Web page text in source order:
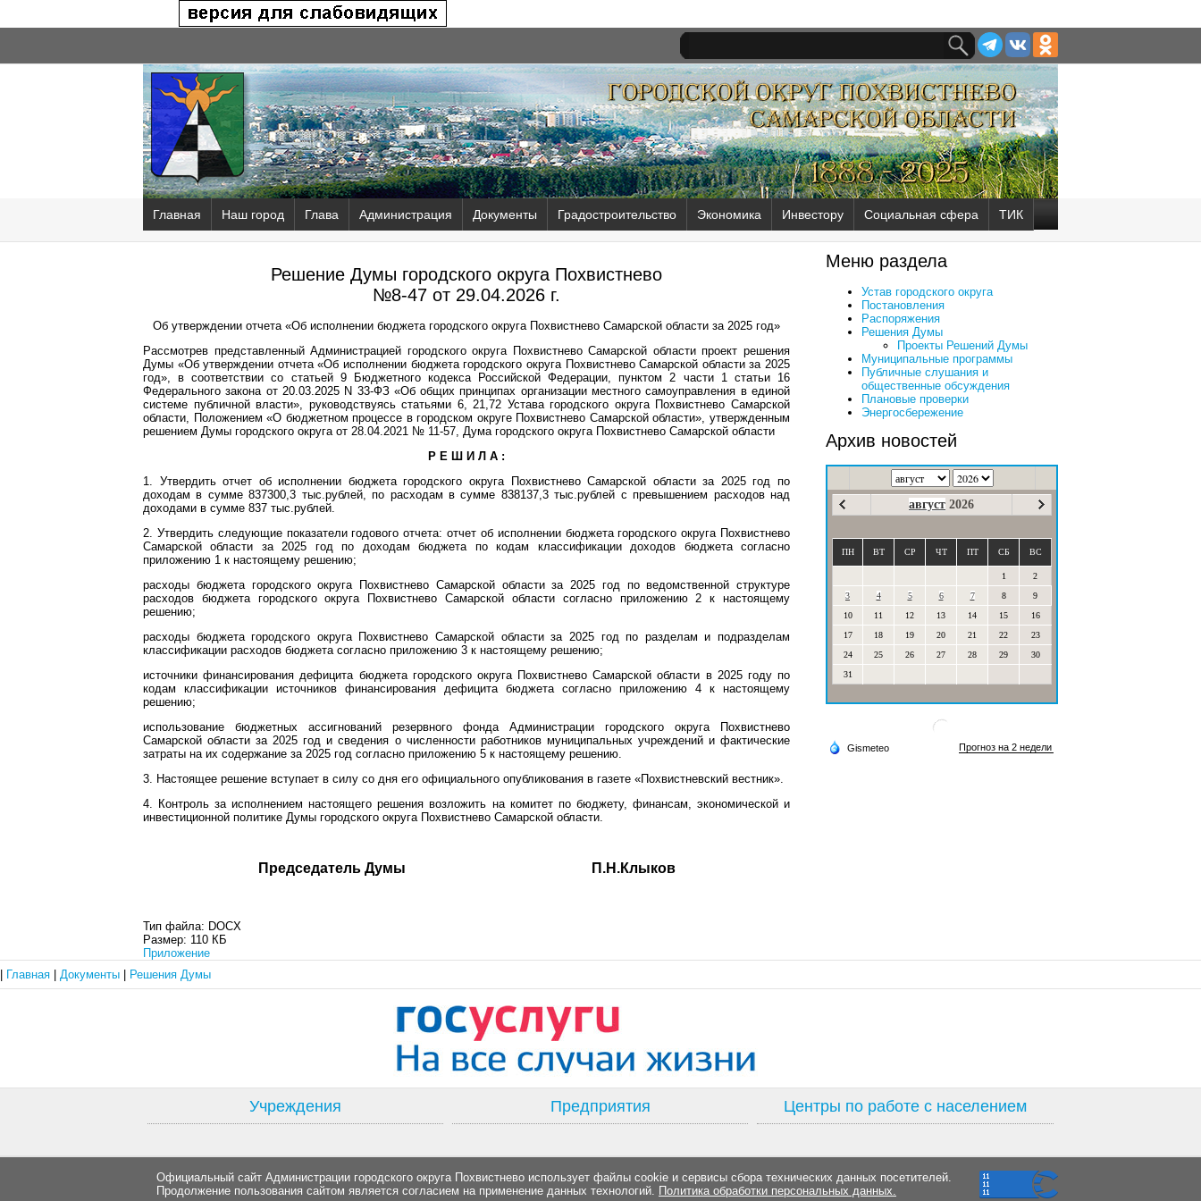
Главная Наш город Глава Администрация Документы Градостроительство Экономика Инвестору Социальная сфера ТИК
Решение Думы городского округа Похвистнево
№8-47 от 29.04.2026 г.
Об утверждении отчета «Об исполнении бюджета городского округа Похвистнево Самарской области за 2025 год»
Рассмотрев представленный Администрацией городского округа Похвистнево Самарской области проект решения
Думы «Об утверждении отчета «Об исполнении бюджета городского округа Похвистнево Самарской области за 2025
год», в соответствии со статьей 9 Бюджетного кодекса Российской Федерации, пунктом 2 части 1 статьи 16
Федерального закона от 20.03.2025 N 33-ФЗ «Об общих принципах организации местного самоуправления в единой
системе публичной власти», руководствуясь статьями 6, 21,72 Устава городского округа Похвистнево Самарской
области, Положением «О бюджетном процессе в городском округе Похвистнево Самарской области», утвержденным
решением Думы городского округа от 28.04.2021 № 11-57, Дума городского округа Похвистнево Самарской области
Р Е Ш И Л А :
1. Утвердить отчет об исполнении бюджета городского округа Похвистнево Самарской области за 2025 год по
доходам в сумме 837300,3 тыс.рублей, по расходам в сумме 838137,3 тыс.рублей с превышением расходов над
доходами в сумме 837 тыс.рублей.
2. Утвердить следующие показатели годового отчета: отчет об исполнении бюджета городского округа Похвистнево
Самарской области за 2025 год по доходам бюджета по кодам классификации доходов бюджета согласно
приложению 1 к настоящему решению;
расходы бюджета городского округа Похвистнево Самарской области за 2025 год по ведомственной структуре
расходов бюджета городского округа Похвистнево Самарской области согласно приложению 2 к настоящему
решению;
расходы бюджета городского округа Похвистнево Самарской области за 2025 год по разделам и подразделам
классификации расходов бюджета согласно приложению 3 к настоящему решению;
источники финансирования дефицита бюджета городского округа Похвистнево Самарской области в 2025 году по
кодам классификации источников финансирования дефицита бюджета согласно приложению 4 к настоящему
решению;
использование бюджетных ассигнований резервного фонда Администрации городского округа Похвистнево
Самарской области за 2025 год и сведения о численности работников муниципальных учреждений и фактические
затраты на их содержание за 2025 год согласно приложению 5 к настоящему решению.
3. Настоящее решение вступает в силу со дня его официального опубликования в газете «Похвистневский вестник».
4. Контроль за исполнением настоящего решения возложить на комитет по бюджету, финансам, экономической и
инвестиционной политике Думы городского округа Похвистнево Самарской области.
Председатель Думы П.Н.Клыков
Тип файла: DOCX
Размер: 110 КБ
Приложение
Меню раздела
Устав городского округа
Постановления
Распоряжения
Решения Думы
Проекты Решений Думы
Муниципальные программы
Публичные слушания и
общественные обсуждения
Плановые проверки
Энергосбережение
Архив новостей
август 2026
ПН ВТ СР ЧТ ПТ СБ ВС
1
2
3
4 5 6 7 8
9
10
11 12 13 14 15
16
17
18 19 20 21 22
23
24
25 26 27 28 29
30
31
Главная Документы Решения Думы
Учреждения Предприятия Центры по работе с населением
Официальный сайт Администрации городского округа Похвистнево использует файлы cookie и сервисы сбора технических данных посетителей.
Продолжение пользования сайтом является согласием на применение данных технологий. Политика обработки персональных данных.